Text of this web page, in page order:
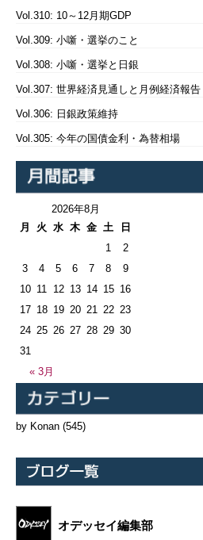
Vol.310: 10～12月期GDP
Vol.309: 小噺・選挙のこと
Vol.308: 小噺・選挙と日銀
Vol.307: 世界経済見通しと月例経済報告
Vol.306: 日銀政策維持
Vol.305: 今年の国債金利・為替相場
2026年8月
月
火 水 木 金 土 日
« 3月
1
2
3
4 5 6 7 8
9
10 11 12 13 14 15 16
17 18 19 20 21 22 23
24 25 26 27 28 29 30
31
by Konan (545)
オデッセイ編集部